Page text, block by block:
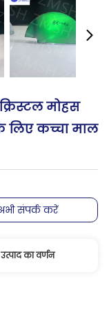
मोहस
लिए कच्चा माल
संपर्क करें
उत्पाद का वर्णन